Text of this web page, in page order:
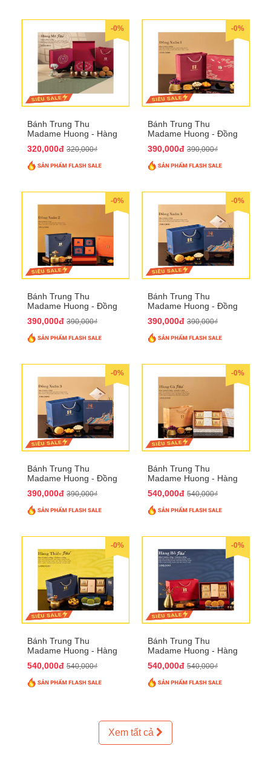
-0%
Bánh Trung Thu
Madame Huong - Hàng
320,000đ 320,000₫
-0%
Bánh Trung Thu
Madame Huong - Đồng
390,000đ 390,000₫
-0%
Bánh Trung Thu
Madame Huong - Đồng
390,000đ 390,000₫
-0%
Bánh Trung Thu
Madame Huong - Đồng
390,000đ 390,000₫
-0%
Bánh Trung Thu
Madame Huong - Đồng
390,000đ 390,000₫
-0%
Bánh Trung Thu
Madame Huong - Hàng
540,000đ 540,000₫
-0%
Bánh Trung Thu
Madame Huong - Hàng
540,000đ 540,000₫
-0%
Bánh Trung Thu
Madame Huong - Hàng
540,000đ 540,000₫
Xem tất cả